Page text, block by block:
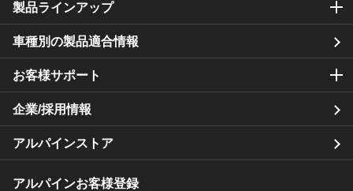
製品ラインアップ
車種別の製品適合情報
お客様サポート
企業/採用情報
アルパインストア
アルパインお客様登録